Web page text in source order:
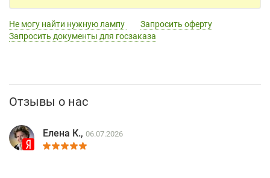
Не могу найти нужную лампу
Запросить оферту
Запросить документы для госзаказа
Отзывы о нас
Елена К., 06.07.2026